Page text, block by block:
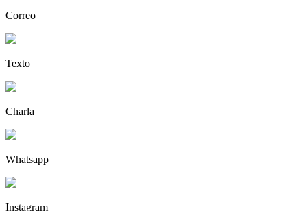
Correo
Texto
Charla
Whatsapp
Instagram